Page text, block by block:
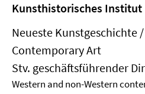
Kunsthistorisches Institut
Neueste Kunstgeschichte
Contemporary Art
Stv. geschäftsführender
Western and non-Western